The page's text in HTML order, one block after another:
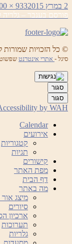
פורסם
בתאריך
2 במרץ 2015
מסך
מלא
933 × 700
ניווט
פורסם בענבר – גלריה
© כל הזכויות
סיגל - אתרי אינטרנטשפשוט
סגור
סגור
by WAH
Calendar
אירועים
קטגוריות
תגיות
קישורים
מפת האתר
דף הבית
מה באתר
מיצג אור
סיורים
ארכיון
תערוכות
גלריות